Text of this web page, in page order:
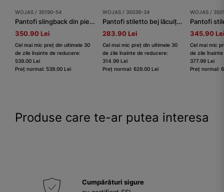
WOJAS / 35190-54
Pantofi slingback din piele, bej, cu toc jos
350.90 Lei
Cel mai mic preț din ultimele 30
de zile înainte de reducere:
539.00 Lei
Preț normal: 539.00 Lei
WOJAS / 35039-34
Pantofi stiletto bej lăcuiți cu toc înalt damă
283.90 Lei
Cel mai mic preț din ultimele 30
de zile înainte de reducere:
314.99 Lei
Preț normal: 629.00 Lei
WOJAS /
345.90
Cel mai mic
de zile
377.99 Lei
Preț normal:
Produse care te-ar putea interesa
Cumpărături sigure